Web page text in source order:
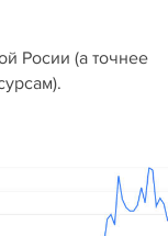
Росии (а точнее